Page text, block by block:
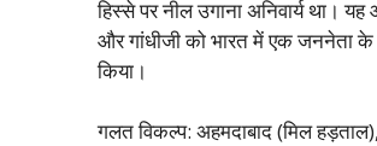
हिस्से पर नील उगाना अनिवार्य था।
और गांधीजी को भारत में एक जननेता के
किया।
गलत विकल्प: अहमदाबाद (मिल